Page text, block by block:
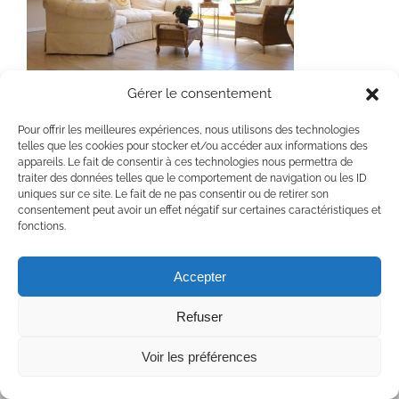
Gérer le consentement
Pour offrir les meilleures expériences, nous utilisons des technologies
telles que les cookies pour stocker et/ou accéder aux informations des
appareils. Le fait de consentir à ces technologies nous permettra de
traiter des données telles que le comportement de navigation ou les ID
uniques sur ce site. Le fait de ne pas consentir ou de retirer son
consentement peut avoir un effet négatif sur certaines caractéristiques et
fonctions.
Accepter
Refuser
Voir les préférences
Copyright 2020 Chaumière Fleur Soleil | Tous droits réservés | All rights